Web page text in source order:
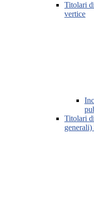
Titolari
vertice
Titolari
generali)